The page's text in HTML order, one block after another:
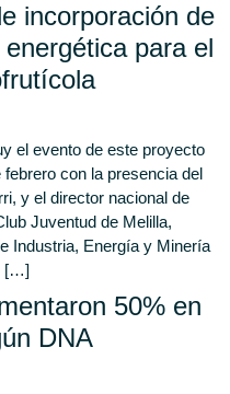
incorporación de
para el
el evento de este proyecto
con la presencia del
y el director nacional de
Juventud de Melilla,
Industria, Energía y Minería
[…]
50% en
DNA